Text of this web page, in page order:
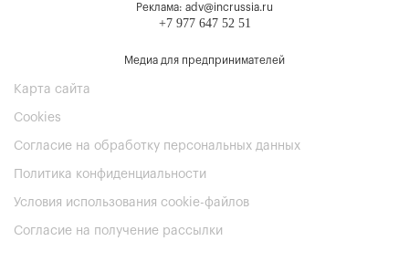
Реклама: adv@incrussia.ru
+7 977 647 52 51
Медиа для предпринимателей
Карта сайта
Cookies
Согласие на обработку персональных данных
Политика конфиденциальности
Условия использования cookie-файлов
Согласие на получение рассылки